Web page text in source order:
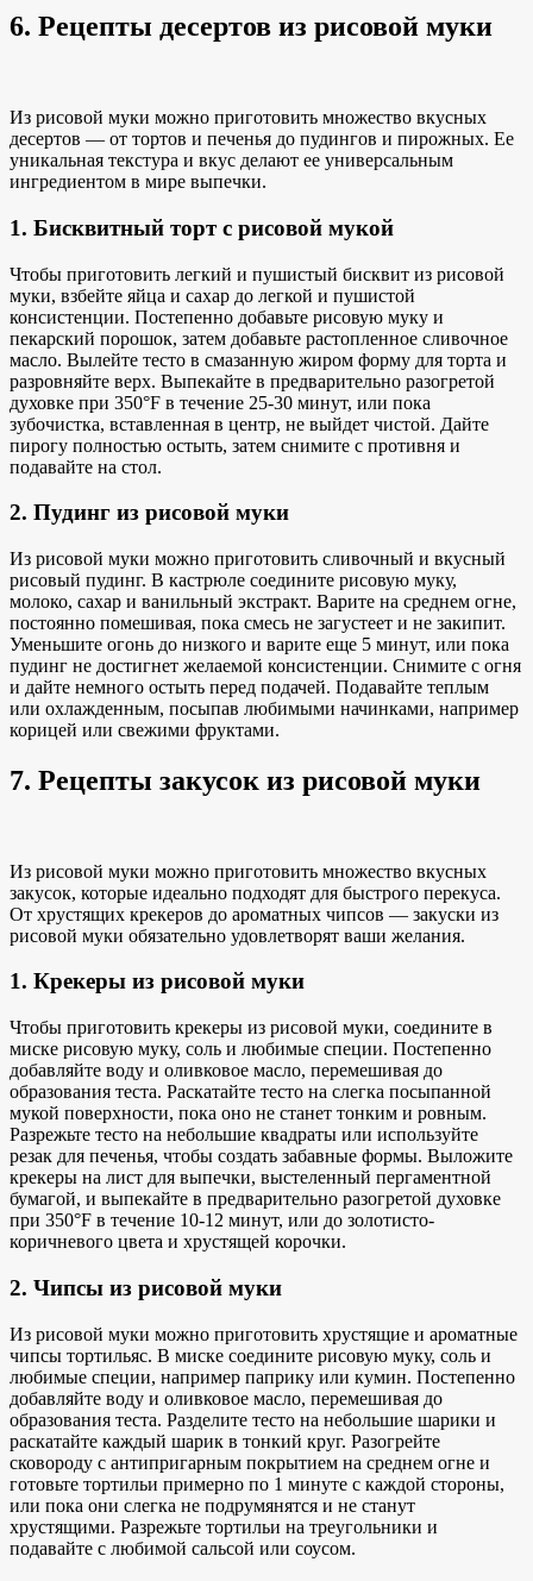
6. Рецепты десертов из рисовой муки
Из рисовой муки можно приготовить множество вкусных
десертов — от тортов и печенья до пудингов и пирожных. Ее
уникальная текстура и вкус делают ее универсальным
ингредиентом в мире выпечки.
1. Бисквитный торт с рисовой мукой
Чтобы приготовить легкий и пушистый бисквит из рисовой
муки, взбейте яйца и сахар до легкой и пушистой
консистенции. Постепенно добавьте рисовую муку и
пекарский порошок, затем добавьте растопленное сливочное
масло. Вылейте тесто в смазанную жиром форму для торта и
разровняйте верх. Выпекайте в предварительно разогретой
духовке при 350°F в течение 25-30 минут, или пока
зубочистка, вставленная в центр, не выйдет чистой. Дайте
пирогу полностью остыть, затем снимите с противня и
подавайте на стол.
2. Пудинг из рисовой муки
Из рисовой муки можно приготовить сливочный и вкусный
рисовый пудинг. В кастрюле соедините рисовую муку,
молоко, сахар и ванильный экстракт. Варите на среднем огне,
постоянно помешивая, пока смесь не загустеет и не закипит.
Уменьшите огонь до низкого и варите еще 5 минут, или пока
пудинг не достигнет желаемой консистенции. Снимите с огня
и дайте немного остыть перед подачей. Подавайте теплым
или охлажденным, посыпав любимыми начинками, например
корицей или свежими фруктами.
7. Рецепты закусок из рисовой муки
Из рисовой муки можно приготовить множество вкусных
закусок, которые идеально подходят для быстрого перекуса.
От хрустящих крекеров до ароматных чипсов — закуски из
рисовой муки обязательно удовлетворят ваши желания.
1. Крекеры из рисовой муки
Чтобы приготовить крекеры из рисовой муки, соедините в
миске рисовую муку, соль и любимые специи. Постепенно
добавляйте воду и оливковое масло, перемешивая до
образования теста. Раскатайте тесто на слегка посыпанной
мукой поверхности, пока оно не станет тонким и ровным.
Разрежьте тесто на небольшие квадраты или используйте
резак для печенья, чтобы создать забавные формы. Выложите
крекеры на лист для выпечки, выстеленный пергаментной
бумагой, и выпекайте в предварительно разогретой духовке
при 350°F в течение 10-12 минут, или до золотисто-
коричневого цвета и хрустящей корочки.
2. Чипсы из рисовой муки
Из рисовой муки можно приготовить хрустящие и ароматные
чипсы тортильяс. В миске соедините рисовую муку, соль и
любимые специи, например паприку или кумин. Постепенно
добавляйте воду и оливковое масло, перемешивая до
образования теста. Разделите тесто на небольшие шарики и
раскатайте каждый шарик в тонкий круг. Разогрейте
сковороду с антипригарным покрытием на среднем огне и
готовьте тортильи примерно по 1 минуте с каждой стороны,
или пока они слегка не подрумянятся и не станут
хрустящими. Разрежьте тортильи на треугольники и
подавайте с любимой сальсой или соусом.